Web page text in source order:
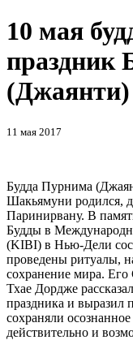
10 мая
праздник
(Джаянти)
11 мая 2017
Будда Пурнима
Шакьямуни родился,
Паринирвану. В
Будды в
(KIBI) в Нью-Дели
проведены ритуалы,
сохранение мира.
Тхае Дордже
праздника и выразил
сохраняли
действительно и